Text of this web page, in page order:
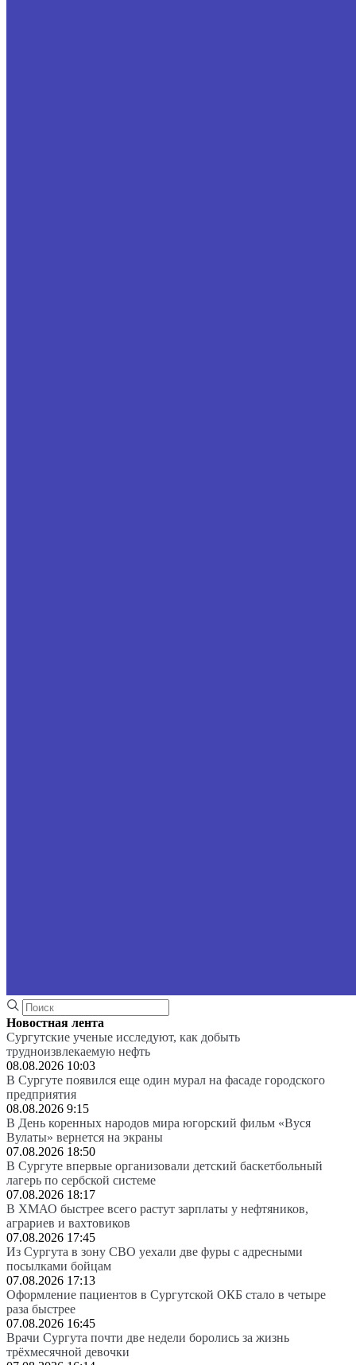
Новостная лента
Сургутские ученые исследуют, как добыть
трудноизвлекаемую нефть
08.08.2026 10:03
В Сургуте появился еще один мурал на фасаде городского
предприятия
08.08.2026 9:15
В День коренных народов мира югорский фильм «Вуся
Вулаты» вернется на экраны
07.08.2026 18:50
В Сургуте впервые организовали детский баскетбольный
лагерь по сербской системе
07.08.2026 18:17
В ХМАО быстрее всего растут зарплаты у нефтяников,
аграриев и вахтовиков
07.08.2026 17:45
Из Сургута в зону СВО уехали две фуры с адресными
посылками бойцам
07.08.2026 17:13
Оформление пациентов в Сургутской ОКБ стало в четыре
раза быстрее
07.08.2026 16:45
Врачи Сургута почти две недели боролись за жизнь
трёхмесячной девочки